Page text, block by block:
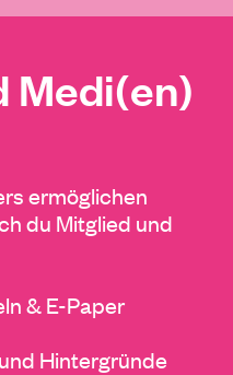
Medi(en)
ermöglichen
du Mitglied und
& E-Paper
Hintergründe